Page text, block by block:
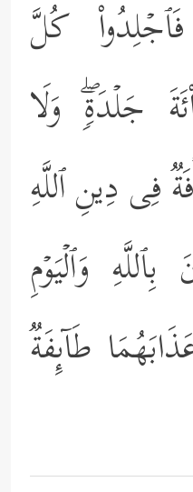
فَٱجۡلِدُواْ كُلَّ
جَلۡدَةࣲۖ وَلَا
فِی دِینِ ٱللَّهِ
وَٱلۡیَوۡمِ
طَاۤىِٕفَةࣱ